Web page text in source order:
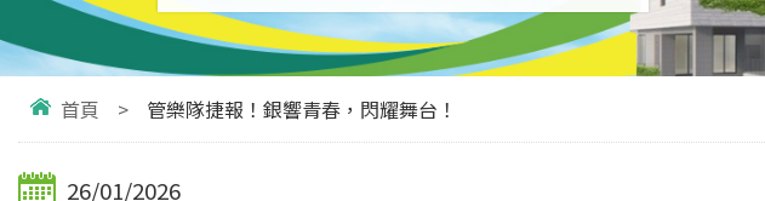
首頁 > 管樂隊捷報！銀響青春，閃耀舞台！
26/01/2026